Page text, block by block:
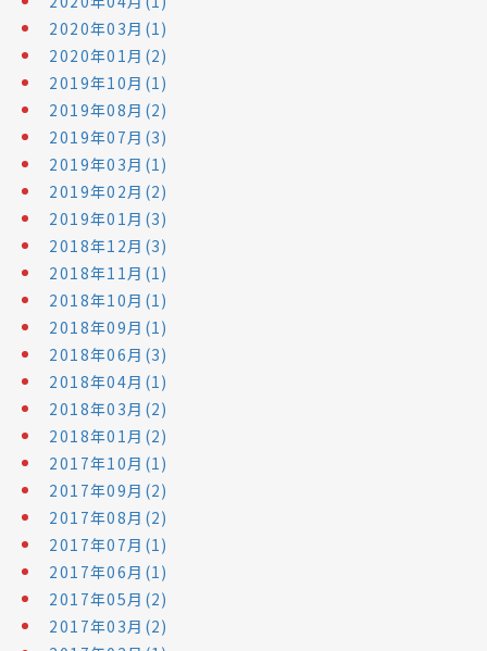
2020年03月(1)
2020年01月(2)
2019年10月(1)
2019年08月(2)
2019年07月(3)
2019年03月(1)
2019年02月(2)
2019年01月(3)
2018年12月(3)
2018年11月(1)
2018年10月(1)
2018年09月(1)
2018年06月(3)
2018年04月(1)
2018年03月(2)
2018年01月(2)
2017年10月(1)
2017年09月(2)
2017年08月(2)
2017年07月(1)
2017年06月(1)
2017年05月(2)
2017年03月(2)